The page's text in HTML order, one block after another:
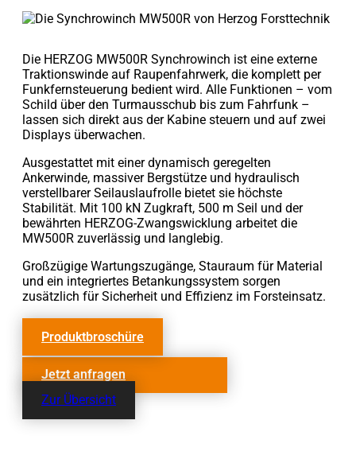
Die HERZOG MW500R Synchrowinch ist eine externe
Traktionswinde auf Raupenfahrwerk, die komplett per
Funkfernsteuerung bedient wird. Alle Funktionen – vom
Schild über den Turmausschub bis zum Fahrfunk –
lassen sich direkt aus der Kabine steuern und auf zwei
Displays überwachen.
Ausgestattet mit einer dynamisch geregelten
Ankerwinde, massiver Bergstütze und hydraulisch
verstellbarer Seilauslaufrolle bietet sie höchste
Stabilität. Mit 100 kN Zugkraft, 500 m Seil und der
bewährten HERZOG-Zwangswicklung arbeitet die
MW500R zuverlässig und langlebig.
Großzügige Wartungszugänge, Stauraum für Material
und ein integriertes Betankungssystem sorgen
zusätzlich für Sicherheit und Effizienz im Forsteinsatz.
Produktbroschüre
Jetzt anfragen
Zur Übersicht